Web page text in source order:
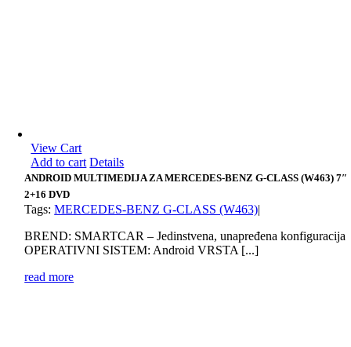
View Cart
Add to cart Details
ANDROID MULTIMEDIJA ZA MERCEDES-BENZ G-CLASS (W463) 7″
2+16 DVD
Tags:MERCEDES-BENZ G-CLASS (W463)|
BREND: SMARTCAR – Jedinstvena, unapređena konfiguracija
OPERATIVNI SISTEM: Android VRSTA [...]
read more